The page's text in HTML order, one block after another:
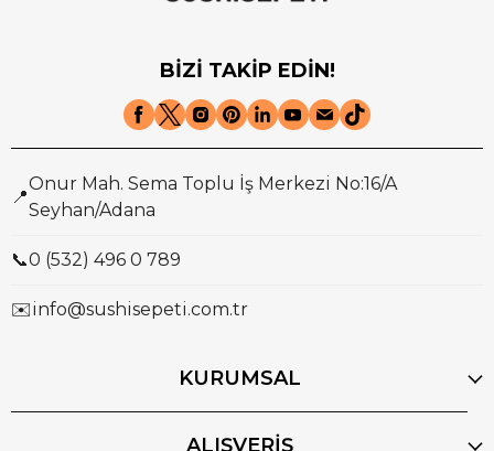
BİZİ TAKİP EDİN!
📍
Onur Mah. Sema Toplu İş Merkezi No:16/A
Seyhan/Adana
📞0 (532) 496 0 789
✉️info@sushisepeti.com.tr
KURUMSAL
ALIŞVERİŞ